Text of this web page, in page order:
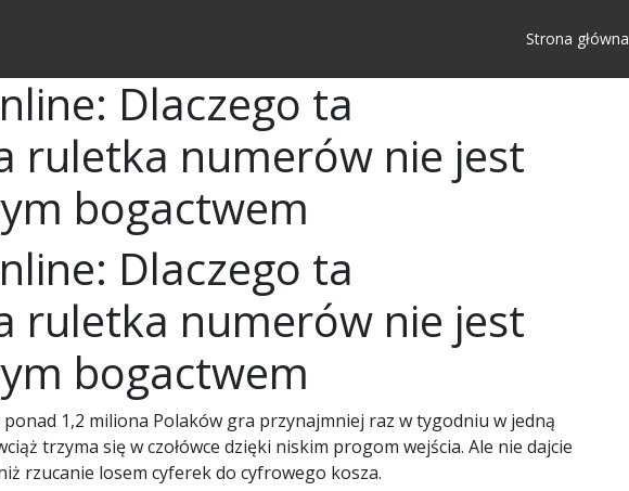
Strona główna
Dlaczego ta
ruletka numerów nie jest
bogactwem
Dlaczego ta
ruletka numerów nie jest
bogactwem
ponad 1,2 miliona Polaków gra przynajmniej raz w tygodniu w jedną
trzyma się w czołówce dzięki niskim progom wejścia. Ale nie dajcie
rzucanie losem cyferek do cyfrowego kosza.